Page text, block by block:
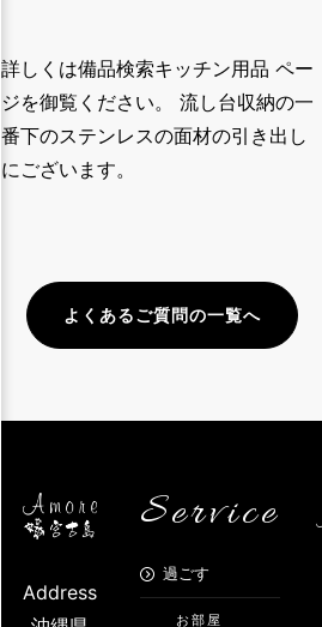
詳しくは備品検索キッチン用品 ペー
ジを御覧ください。 流し台収納の一
番下のステンレスの面材の引き出し
にございます。
よくあるご質問の一覧へ
Address
Service
過ごす
お部屋